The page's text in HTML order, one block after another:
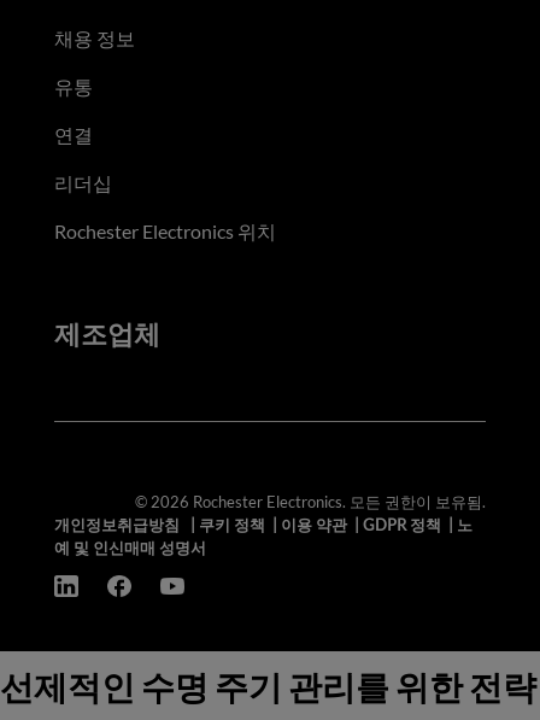
채용 정보
유통
연결
리더십
Rochester Electronics 위치
제조업체
© 2026 Rochester Electronics. 모든 권한이 보유됨.
개인정보취급방침
쿠키 정책 이용 약관| GDPR 정책
노
예 및 인신매매 성명서
선제적인 수명 주기 관리를 위한 전략